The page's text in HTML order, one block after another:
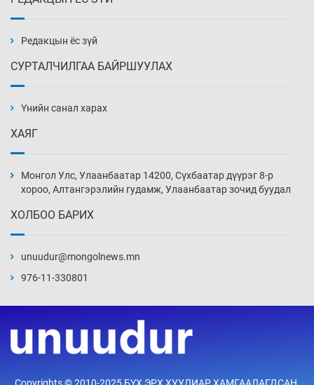
19 цаг 24 мин
19 цаг 54 мин
20 цаг 24 мин
20 цаг 24 мин
Редакцын ёс зүй
СУРТАЛЧИЛГАА БАЙРШУУЛАХ
Үнийн санал харах
ХАЯГ
Монгол Улс, Улаанбаатар 14200, Сүхбаатар дүүрэг 8-р
хороо, Алтангэрэлийн гудамж, Улаанбаатар зочид буудал
ХОЛБОО БАРИХ
unuudur@mongolnews.mn
976-11-330801